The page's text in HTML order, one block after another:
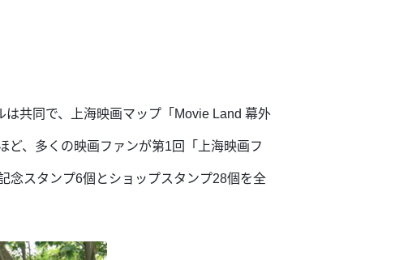
共同で、上海映画マップ「Movie Land 幕外
ど、多くの映画ファンが第1回「上海映画フ
念スタンプ6個とショップスタンプ28個を全